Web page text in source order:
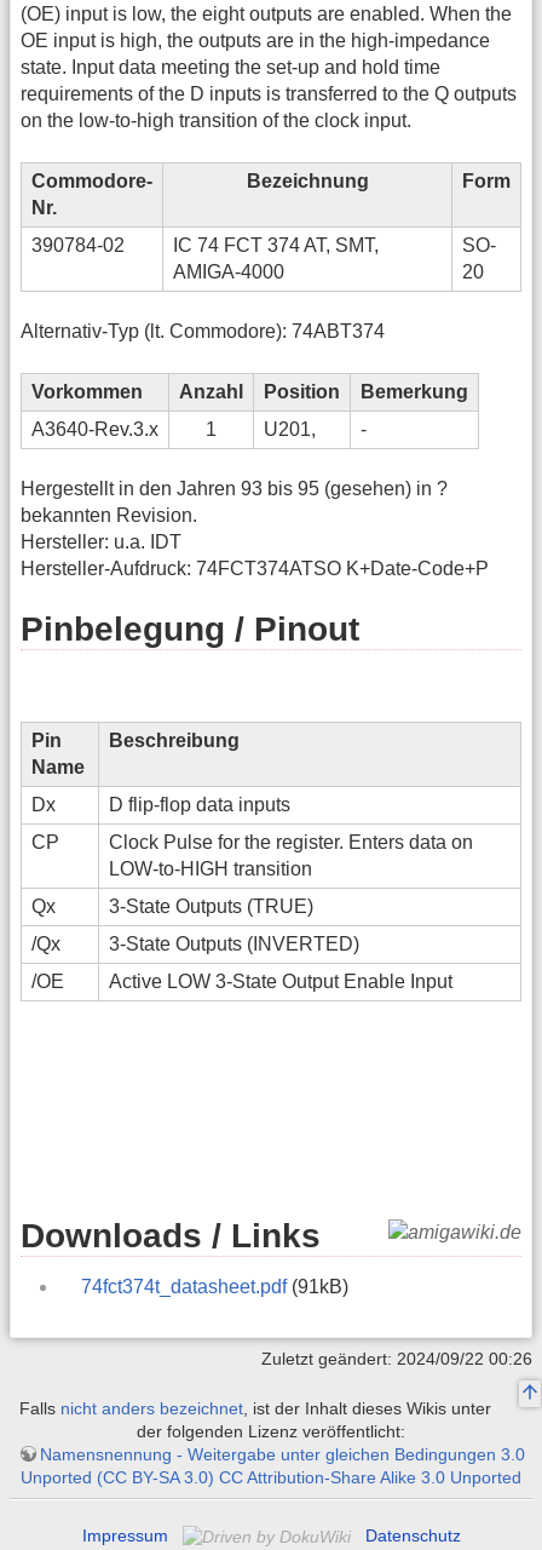
(OE) input is low, the eight outputs are enabled. When the
OE input is high, the outputs are in the high-impedance
state. Input data meeting the set-up and hold time
requirements of the D inputs is transferred to the Q outputs
on the low-to-high transition of the clock input.
Commodore-
Nr.
Bezeichnung Form
390784-02
IC 74 FCT 374 AT, SMT,
AMIGA-4000
SO-
20
Alternativ-Typ (lt. Commodore): 74ABT374
Vorkommen Anzahl Position
Bemerkung
A3640-Rev.3.x
1 U201, -
Hergestellt in den Jahren 93 bis 95 (gesehen) in ?
bekannten Revision.
Hersteller: u.a. IDT
Hersteller-Aufdruck: 74FCT374ATSO K+Date-Code+P
Pinbelegung / Pinout
Pin
Name
Beschreibung
Dx
D flip-flop data inputs
CP
Clock Pulse for the register. Enters data on
LOW-to-HIGH transition
Qx
3-State Outputs (TRUE)
/Qx
3-State Outputs (INVERTED)
/OE
Active LOW 3-State Output Enable Input
Downloads / Links
74fct374t_datasheet.pdf(91kB)
Zuletzt geändert: 2024/09/22 00:26
Falls nicht anders bezeichnet, ist der Inhalt dieses Wikis unter
der folgenden Lizenz veröffentlicht:
Namensnennung - Weitergabe unter gleichen Bedingungen 3.0
Unported (CC BY-SA 3.0) CC Attribution-Share Alike 3.0 Unported
Impressum Datenschutz